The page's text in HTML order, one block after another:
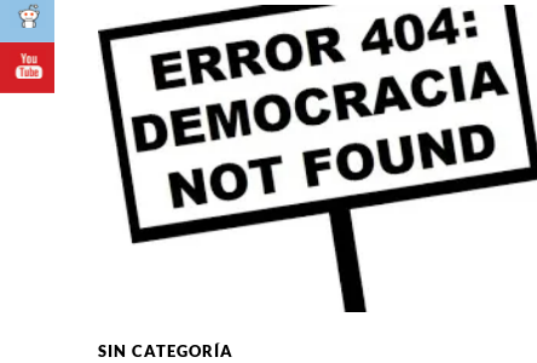
SIN CATEGORÍA